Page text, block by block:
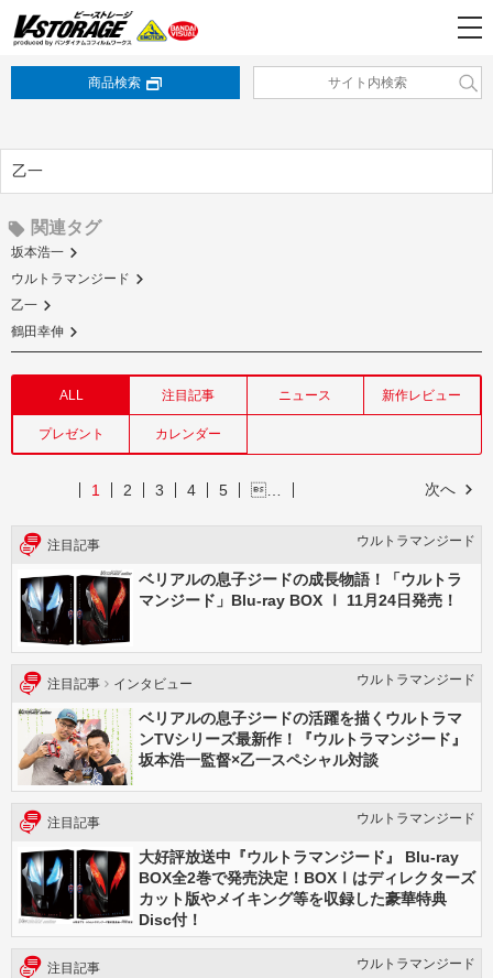
商品検索
乙一
関連タグ
坂本浩一
ウルトラマンジード
乙一
鶴田幸伸
ALL 注目記事 ニュース 新作レビュー
プレゼント カレンダー
次へ
1 2 3 4 5 …
注目記事 ウルトラマンジード
ベリアルの息子ジードの成長物語！「ウルトラ
マンジード」Blu-ray BOX Ⅰ 11月24日発売！
注目記事 インタビュー ウルトラマンジード
ベリアルの息子ジードの活躍を描くウルトラマ
ンTVシリーズ最新作！『ウルトラマンジード』
坂本浩一監督×乙一スペシャル対談
注目記事 ウルトラマンジード
大好評放送中『ウルトラマンジード』 Blu-ray
BOX全2巻で発売決定！BOXⅠはディレクターズ
カット版やメイキング等を収録した豪華特典
Disc付！
注目記事 ウルトラマンジード